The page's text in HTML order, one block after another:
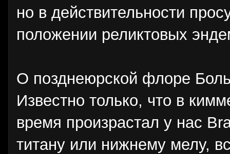
но в действительности
положении реликтовых
О позднеюрской флоре
Известно только, что в
время произрастал у нас
титану или нижнему мелу,